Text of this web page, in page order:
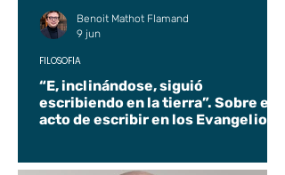
“E, inclinándose, siguió
escribiendo en la tierra”. Sobre el
acto de escribir en los Evangelios.
FILOSOFÍA
Benoit Mathot Flamand
9 jun